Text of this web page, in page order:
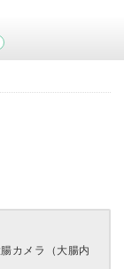
カメラ（大腸内